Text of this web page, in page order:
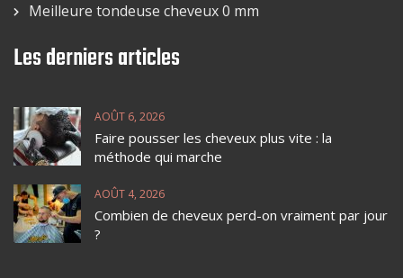
Meilleure tondeuse cheveux 0 mm
Les derniers articles
AOÛT 6, 2026
Faire pousser les cheveux plus vite : la
méthode qui marche
AOÛT 4, 2026
Combien de cheveux perd-on vraiment par jour
?